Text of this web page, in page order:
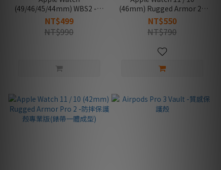
(49/46/45/44mm) WBS2 -通
用錶帶
NT$499
NT$990
(46mm) Rugged Armor 2 -
防摔保護殼
NT$550
NT$790